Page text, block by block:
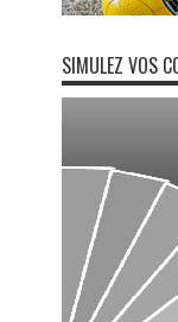
SIMULEZ VOS